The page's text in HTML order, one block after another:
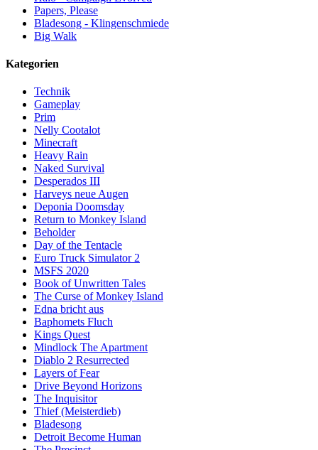
Papers, Please
Bladesong - Klingenschmiede
Big Walk
Kategorien
Technik
Gameplay
Prim
Nelly Cootalot
Minecraft
Heavy Rain
Naked Survival
Desperados III
Harveys neue Augen
Deponia Doomsday
Return to Monkey Island
Beholder
Day of the Tentacle
Euro Truck Simulator 2
MSFS 2020
Book of Unwritten Tales
The Curse of Monkey Island
Edna bricht aus
Baphomets Fluch
Kings Quest
Mindlock The Apartment
Diablo 2 Resurrected
Layers of Fear
Drive Beyond Horizons
The Inquisitor
Thief (Meisterdieb)
Bladesong
Detroit Become Human